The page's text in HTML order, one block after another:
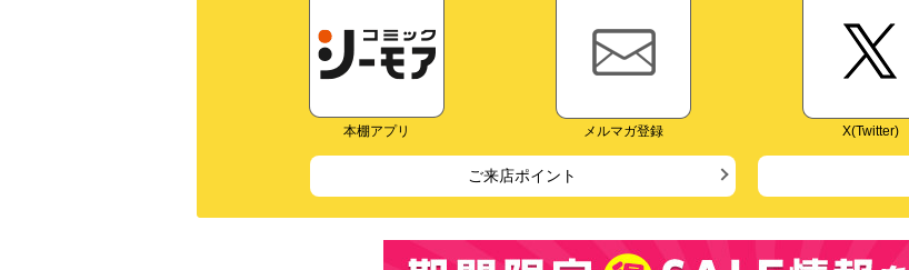
本棚アプリ メルマガ登録 X(Twitter)
ご来店ポイント